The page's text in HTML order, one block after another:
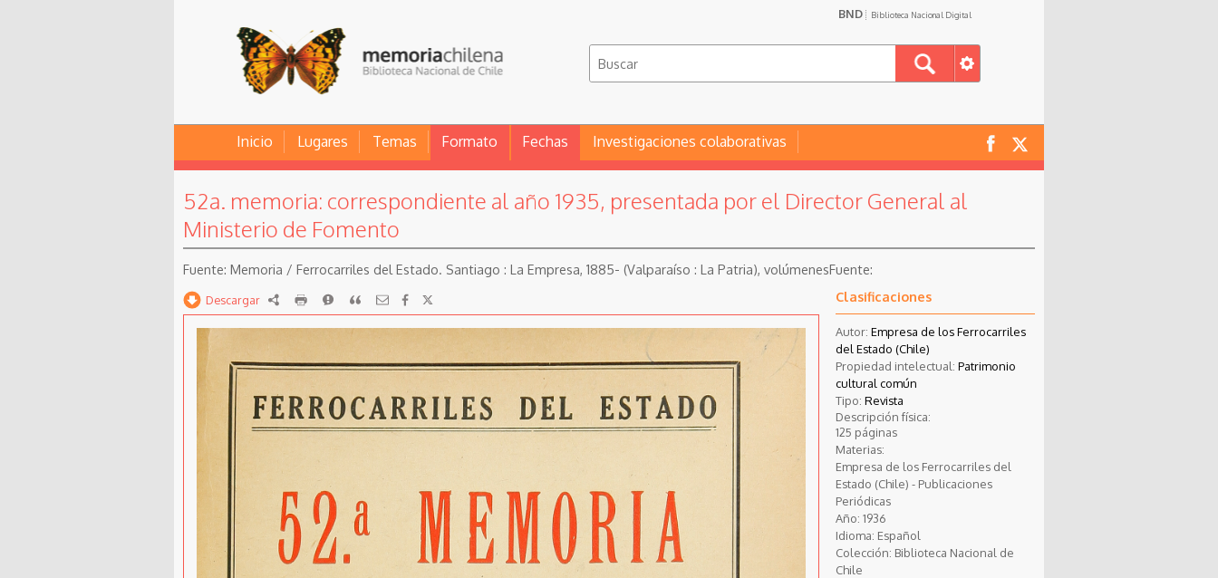
BND Biblioteca Nacional Digital
Inicio Lugares Temas Formato Fechas Investigaciones colaborativas
52a. memoria: correspondiente al año 1935, presentada por el Director General al
Ministerio de Fomento
Memoria / Ferrocarriles del Estado. Santiago : La Empresa, 1885- (Valparaíso : La Patria), volúmenes
Descargar RDF imprimirReportarCitar Clasificaciones
Autor: Empresa de los Ferrocarriles
del Estado (Chile)
Propiedad intelectual: Patrimonio
cultural común
Tipo: Revista
Descripción física:
125 páginas
Materias:
Empresa de los Ferrocarriles del
Estado (Chile) - Publicaciones
Periódicas
Año: 1936
Idioma: Español
Colección: Biblioteca Nacional de
Chile